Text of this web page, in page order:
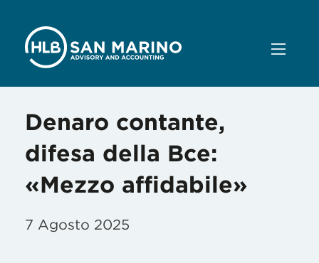
Denaro contante,
difesa della Bce:
«Mezzo affidabile»
7 Agosto 2025